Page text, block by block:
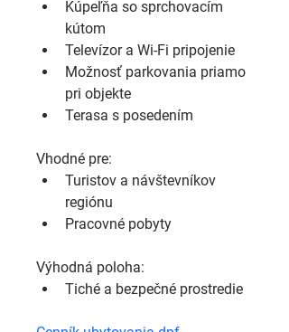
Kúpeľňa so sprchovacím
kútom
Televízor a Wi-Fi pripojenie
Možnosť parkovania priamo
pri objekte
Terasa s posedením
Vhodné pre:
Turistov a návštevníkov
regiónu
Pracovné pobyty
Výhodná poloha:
Tiché a bezpečné prostredie